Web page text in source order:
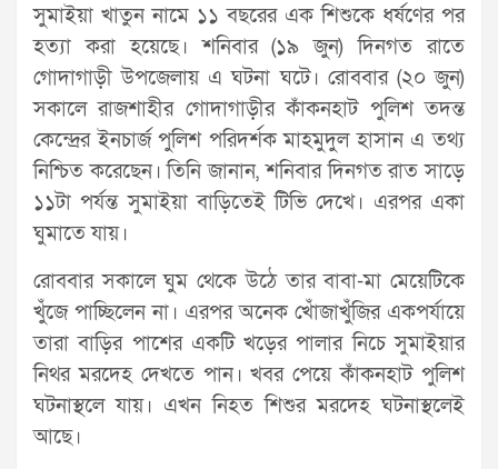
সুমাইয়া খাতুন নামে ১১ বছরের এক শিশুকে ধর্ষণের পর
হত্যা করা হয়েছে। শনিবার (১৯ জুন) দিনগত রাতে
গোদাগাড়ী উপজেলায় এ ঘটনা ঘটে। রোববার (২০ জুন)
সকালে রাজশাহীর গোদাগাড়ীর কাঁকনহাট পুলিশ তদন্ত
কেন্দ্রের ইনচার্জ পুলিশ পরিদর্শক মাহমুদুল হাসান এ তথ্য
নিশ্চিত করেছেন। তিনি জানান, শনিবার দিনগত রাত সাড়ে
১১টা পর্যন্ত সুমাইয়া বাড়িতেই টিভি দেখে। এরপর একা
ঘুমাতে যায়।
রোববার সকালে ঘুম থেকে উঠে তার বাবা-মা মেয়েটিকে
খুঁজে পাচ্ছিলেন না। এরপর অনেক খোঁজাখুঁজির একপর্যায়ে
তারা বাড়ির পাশের একটি খড়ের পালার নিচে সুমাইয়ার
নিথর মরদেহ দেখতে পান। খবর পেয়ে কাঁকনহাট পুলিশ
ঘটনাস্থলে যায়। এখন নিহত শিশুর মরদেহ ঘটনাস্থলেই
আছে।